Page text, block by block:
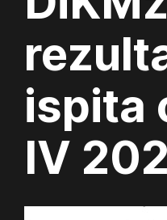
ispita
IV